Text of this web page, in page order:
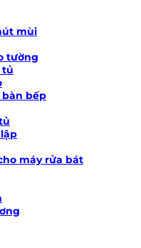
mùi
tường
tủ
bếp
máy rửa bát